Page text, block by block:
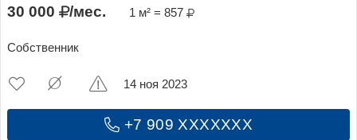
30 000 /мес. 1 м² = 857
Собственник
+7 909 XXXXXXX
14 ноя 2023